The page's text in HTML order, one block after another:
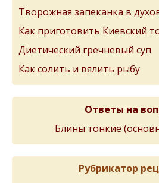
Творожная запеканка в
Как приготовить Киевский
Диетический гречневый суп
Как солить и вялить рыбу
Ответы на
Блины тонкиe
Рубрикатор